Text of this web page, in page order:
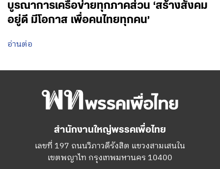
บูรณาการเครือข่ายทุกภาคส่วน ‘สร้างสังคม
อยู่ดี มีโอกาส เพื่อคนไทยทุกคน’
อ่านต่อ
สำนักงานใหญ่พรรคเพื่อไทย
เลขที่ 197 ถนนวิภาวดีรังสิต แขวงสามเสนใน
เขตพญาไท กรุงเทพมหานคร 10400